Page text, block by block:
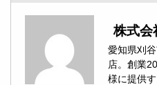
株式会
愛知県刈
店。創業
様に提供